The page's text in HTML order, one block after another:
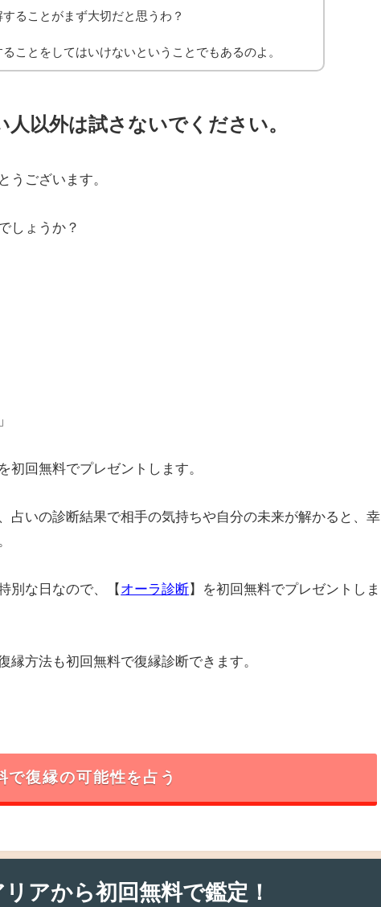
ることがまず大切だと思うわ？
ことをしてはいけないということでもあるのよ。
人以外は試さないでください。
うございます。
しょうか？
初回無料でプレゼントします。
占いの診断結果で相手の気持ちや自分の未来が解かると、幸
別な日なので、【 オーラ診断】を初回無料でプレゼントしま
方法も初回無料で復縁診断できます。
で復縁の可能性を占う
アから初回無料で鑑定！